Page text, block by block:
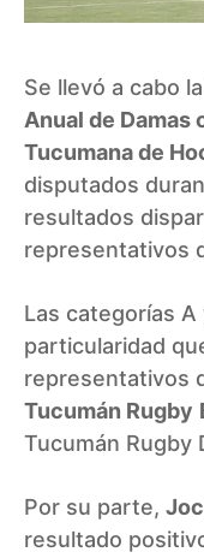
Se llevó a cabo
Anual de Damas
Tucumana de
disputados
resultados
representativos
Las categorías
particularidad
representativos
Tucumán Rugby
Tucumán Rugby
Por su parte,
resultado